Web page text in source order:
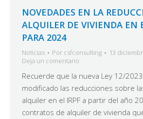
NOVEDADES EN LA
ALQUILER DE VIVIENDA EN
PARA 2024
Noticias Por csfconsulting
13
Deja un comentario
Recuerde que la nueva Ley 12/
modificado las reducciones sobre
alquiler en el IRPF a partir del año
contratos de alquiler de vivienda